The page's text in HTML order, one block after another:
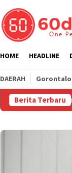
HOME HEADLINE
DAERAH Gorontalo
Berita Terbaru
Pertamina